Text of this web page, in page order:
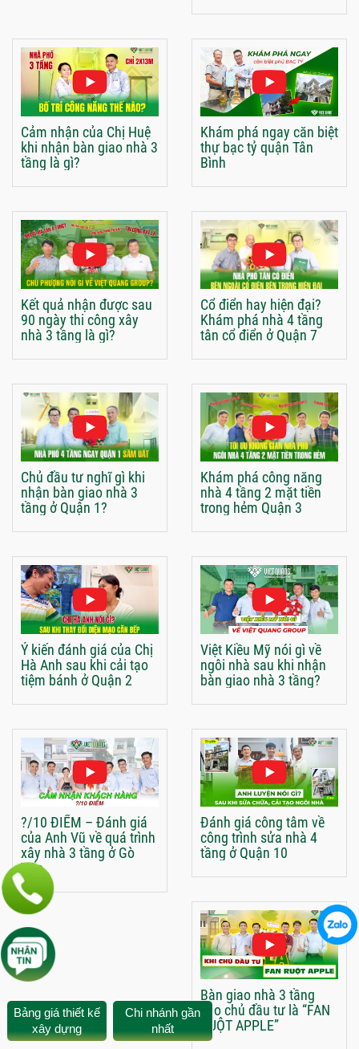
Cảm nhận của Chị Huệ
khi nhận bàn giao nhà 3
tầng là gì?
Khám phá ngay căn biệt
thự bạc tỷ quận Tân
Bình
Kết quả nhận được sau
90 ngày thi công xây
nhà 3 tầng là gì?
Cổ điển hay hiện đại?
Khám phá nhà 4 tầng
tân cổ điển ở Quận 7
Chủ đầu tư nghĩ gì khi
nhận bàn giao nhà 3
tầng ở Quận 1?
Khám phá công năng
nhà 4 tầng 2 mặt tiền
trong hẻm Quận 3
Ý kiến đánh giá của Chị
Hà Anh sau khi cải tạo
tiệm bánh ở Quận 2
Việt Kiều Mỹ nói gì về
ngôi nhà sau khi nhận
bàn giao nhà 3 tầng?
?/10 ĐIỂM – Đánh giá
của Anh Vũ về quá trình
xây nhà 3 tầng ở Gò
Vấp
Đánh giá công tâm về
công trình sửa nhà 4
tầng ở Quận 10
Bàn giao nhà 3 tầng
cho chủ đầu tư là “FAN
RUỘT APPLE”
Bảng giá thiết kế
xây dựng
Chi nhánh gần
nhất